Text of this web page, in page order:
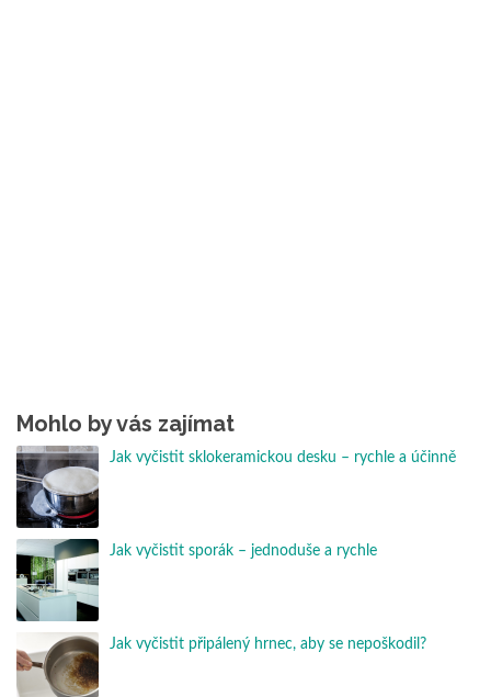
Mohlo by vás zajímat
Jak vyčistit sklokeramickou desku – rychle a účinně
Jak vyčistit sporák – jednoduše a rychle
Jak vyčistit připálený hrnec, aby se nepoškodil?